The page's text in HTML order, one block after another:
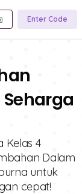
Enter Code
Kelas 4
Dalam
untuk
cepat!